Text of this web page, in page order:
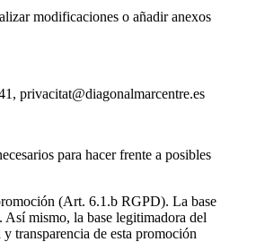
modificaciones o añadir anexos
privacitat@diagonalmarcentre.es
para hacer frente a posibles
(Art. 6.1.b RGPD). La base
mismo, la base legitimadora del
transparencia de esta promoción